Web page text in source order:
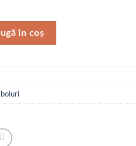
Inox Cu Surub 2.50 L
în coș